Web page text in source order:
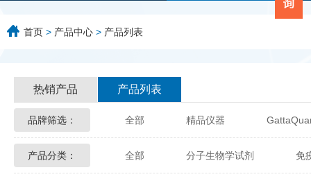
首页 > 产品中心 > 产品列表
热销产品 产品列表
品牌筛选： 全部 精品仪器
Glycon Biochem Sterlitech
产品分类： 全部 分子生物学试剂 免